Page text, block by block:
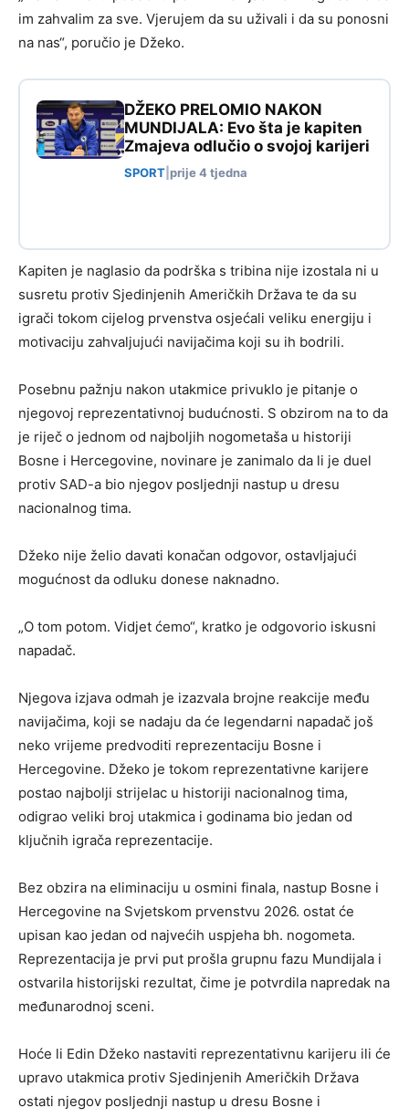
im zahvalim za sve. Vjerujem da su uživali i da su ponosni
na nas“, poručio je Džeko.
DŽEKO PRELOMIO NAKON
MUNDIJALA: Evo šta je kapiten
Zmajeva odlučio o svojoj karijeri
SPORT prije 4 tjedna
Kapiten je naglasio da podrška s tribina nije izostala ni u
susretu protiv Sjedinjenih Američkih Država te da su
igrači tokom cijelog prvenstva osjećali veliku energiju i
motivaciju zahvaljujući navijačima koji su ih bodrili.
Posebnu pažnju nakon utakmice privuklo je pitanje o
njegovoj reprezentativnoj budućnosti. S obzirom na to da
je riječ o jednom od najboljih nogometaša u historiji
Bosne i Hercegovine, novinare je zanimalo da li je duel
protiv SAD-a bio njegov posljednji nastup u dresu
nacionalnog tima.
Džeko nije želio davati konačan odgovor, ostavljajući
mogućnost da odluku donese naknadno.
„O tom potom. Vidjet ćemo“, kratko je odgovorio iskusni
napadač.
Njegova izjava odmah je izazvala brojne reakcije među
navijačima, koji se nadaju da će legendarni napadač još
neko vrijeme predvoditi reprezentaciju Bosne i
Hercegovine. Džeko je tokom reprezentativne karijere
postao najbolji strijelac u historiji nacionalnog tima,
odigrao veliki broj utakmica i godinama bio jedan od
ključnih igrača reprezentacije.
Bez obzira na eliminaciju u osmini finala, nastup Bosne i
Hercegovine na Svjetskom prvenstvu 2026. ostat će
upisan kao jedan od najvećih uspjeha bh. nogometa.
Reprezentacija je prvi put prošla grupnu fazu Mundijala i
ostvarila historijski rezultat, čime je potvrdila napredak na
međunarodnoj sceni.
Hoće li Edin Džeko nastaviti reprezentativnu karijeru ili će
upravo utakmica protiv Sjedinjenih Američkih Država
ostati njegov posljednji nastup u dresu Bosne i